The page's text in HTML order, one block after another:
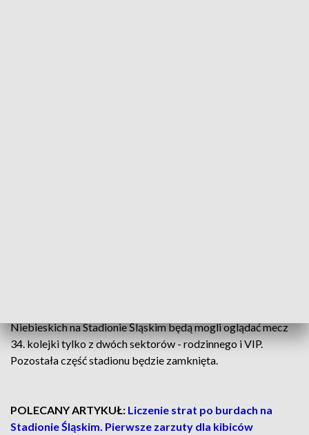
Niebieskich na Stadionie Śląskim będą mogli oglądać mecz
34. kolejki tylko z dwóch sektorów - rodzinnego i VIP.
Pozostała część stadionu będzie zamknięta.
POLECANY ARTYKUŁ: Liczenie strat po burdach na
Stadionie Śląskim. Pierwsze zarzuty dla kibiców